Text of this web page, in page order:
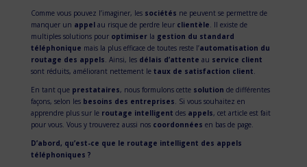
Comme vous pouvez l’imaginer, les sociétés ne peuvent se permettre de
manquer un appel au risque de perdre leur clientèle . Il existe de
multiples solutions pour optimiser la gestion du standard
téléphonique mais la plus efficace de toutes reste l’automatisation du
routage des appels . Ainsi, les délais d’attente au service client
sont réduits, améliorant nettement le taux de satisfaction client
En tant que prestataires, nous formulons cette solution de différentes
façons, selon les besoins des entreprises . Si vous souhaitez en
apprendre plus sur le routage intelligent des appels, cet article est fait
pour vous. Vous y trouverez aussi nos coordonnées en bas de page.
D’abord, qu’est-ce que le routage intelligent des appels
téléphoniques ?